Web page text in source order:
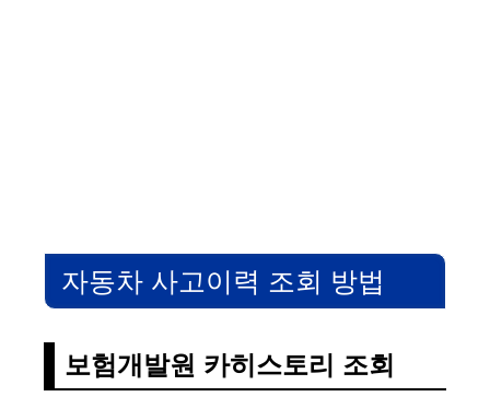
자동차 사고이력 조회 방법
보험개발원 카히스토리 조회